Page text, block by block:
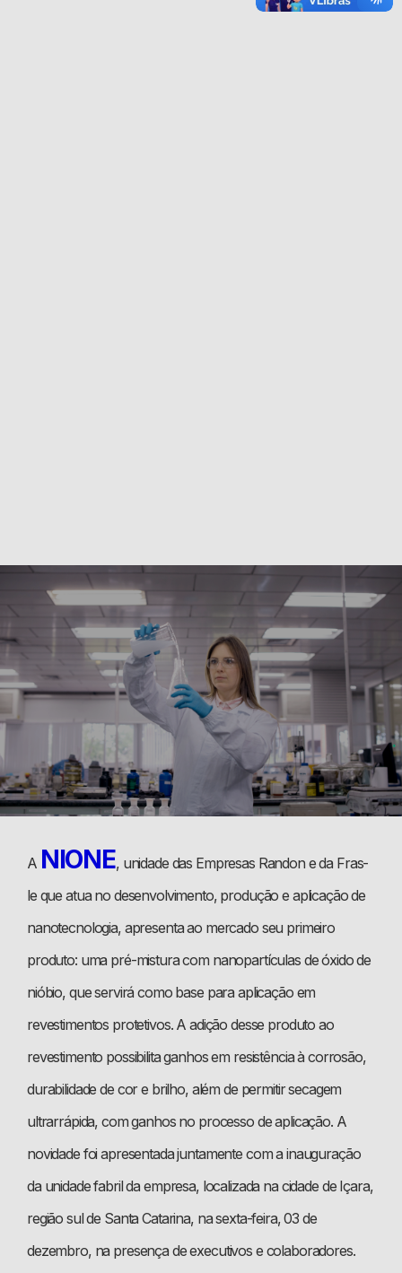
A NIONE, unidade das Empresas Randon e da Fras-
le que atua no desenvolvimento, produção e aplicação de
nanotecnologia, apresenta ao mercado seu primeiro
produto: uma pré-mistura com nanopartículas de óxido de
nióbio, que servirá como base para aplicação em
revestimentos protetivos. A adição desse produto ao
revestimento possibilita ganhos em resistência à corrosão,
durabilidade de cor e brilho, além de permitir secagem
ultrarrápida, com ganhos no processo de aplicação. A
novidade foi apresentada juntamente com a inauguração
da unidade fabril da empresa, localizada na cidade de Içara,
região sul de Santa Catarina, na sexta-feira, 03 de
dezembro, na presença de executivos e colaboradores.